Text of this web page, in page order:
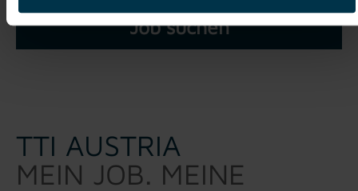
Job suchen
TTI AUSTRIA
MEIN JOB. MEINE